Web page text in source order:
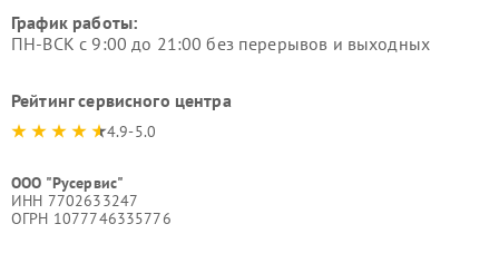
График работы:
ПН-ВСК с 9:00 до 21:00 без перерывов и выходных
Рейтинг сервисного центра
4.9-5.0
ООО "Русервис"
ИНН 7702633247
ОГРН 1077746335776